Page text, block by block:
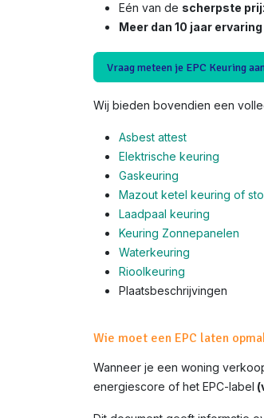
Eén van de scherpste
Meer dan 10 jaar ervaring
Vraag meteen je EPC Keuring
Wij bieden bovendien een
Asbest attest
Elektrische keuring
Gaskeuring
Mazout ketel keuring of
Laadpaal keuring
Keuring Zonnepanelen
Waterkeuring
Rioolkeuring
Plaatsbeschrijvingen
Wie moet een EPC laten
Wanneer je een woning
energiescore of het EPC-label